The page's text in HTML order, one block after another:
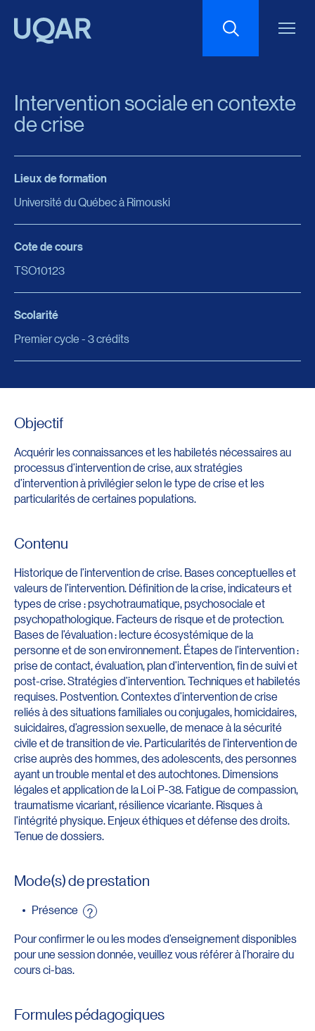
Interlignage du texte
Espacement du texte
Intervention sociale en contexte
de crise
Lieux de formation
Université du Québec à Rimouski
Cote de cours
TSO10123
Scolarité
Premier cycle - 3 crédits
Objectif
Acquérir les connaissances et les habiletés nécessaires au
processus d’intervention de crise, aux stratégies
d’intervention à privilégier selon le type de crise et les
particularités de certaines populations.
Contenu
Historique de l’intervention de crise. Bases conceptuelles et
valeurs de l’intervention. Définition de la crise, indicateurs et
types de crise : psychotraumatique, psychosociale et
psychopathologique. Facteurs de risque et de protection.
Bases de l’évaluation : lecture écosystémique de la
personne et de son environnement. Étapes de l’intervention :
prise de contact, évaluation, plan d’intervention, fin de suivi et
post-crise. Stratégies d’intervention. Techniques et habiletés
requises. Postvention. Contextes d’intervention de crise
reliés à des situations familiales ou conjugales, homicidaires,
suicidaires, d’agression sexuelle, de menace à la sécurité
civile et de transition de vie. Particularités de l’intervention de
crise auprès des hommes, des adolescents, des personnes
ayant un trouble mental et des autochtones. Dimensions
légales et application de la Loi P-38. Fatigue de compassion,
traumatisme vicariant, résilience vicariante. Risques à
l’intégrité physique. Enjeux éthiques et défense des droits.
Tenue de dossiers.
Mode(s) de prestation
Présence
?
Pour confirmer le ou les modes d’enseignement disponibles
pour une session donnée, veuillez vous référer à l’horaire du
cours ci-bas.
Formules pédagogiques